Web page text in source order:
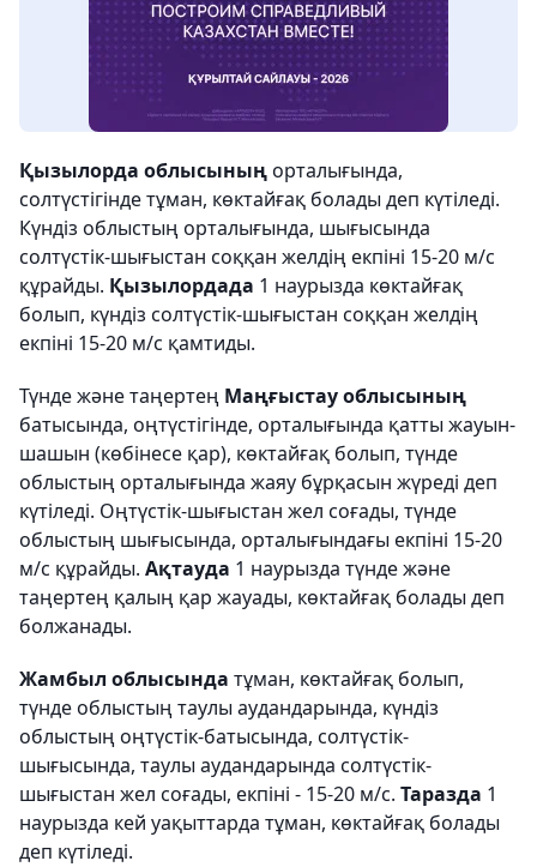
Қызылорда облысыныңорталығында,
солтүстігінде тұман, көктайғақ болады деп күтіледі.
Күндіз облыстың орталығында, шығысында
солтүстік-шығыстан соққан желдің екпіні 15-20 м/с
құрайды. Қызылордада 1 наурызда көктайғақ
болып, күндіз солтүстік-шығыстан соққан желдің
екпіні 15-20 м/с қамтиды.
Түнде және таңертең Маңғыстау облысының
батысында, оңтүстігінде, орталығында қатты жауын-
шашын (көбінесе қар), көктайғақ болып, түнде
облыстың орталығында жаяу бұрқасын жүреді деп
күтіледі. Оңтүстік-шығыстан жел соғады, түнде
облыстың шығысында, орталығындағы екпіні 15-20
м/с құрайды. Ақтауда 1 наурызда түнде және
таңертең қалың қар жауады, көктайғақ болады деп
болжанады.
Жамбыл облысында тұман, көктайғақ болып,
түнде облыстың таулы аудандарында, күндіз
облыстың оңтүстік-батысында, солтүстік-
шығысында, таулы аудандарында солтүстік-
шығыстан жел соғады, екпіні - 15-20 м/с. Таразда 1
наурызда кей уақыттарда тұман, көктайғақ болады
деп күтіледі.